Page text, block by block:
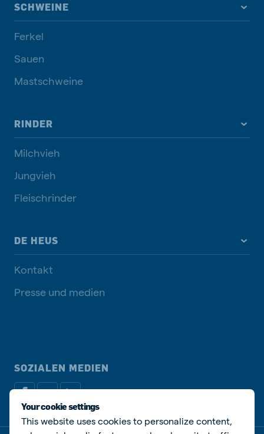
SCHWEINE
Ferkel
Sauen
Mastschweine
RINDER
Milchvieh
Jungvieh
Fleischrinder
DE HEUS
Kontakt
Presse und medien
SOZIALEN MEDIEN
Your cookie settings
This website uses cookies to personalize content,